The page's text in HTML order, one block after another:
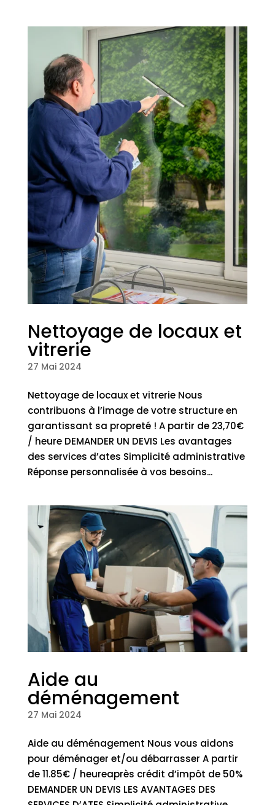
Nettoyage de locaux et
vitrerie
27 Mai 2024
Nettoyage de locaux et vitrerie Nous
contribuons à l’image de votre structure en
garantissant sa propreté ! A partir de 23,70€
/ heure DEMANDER UN DEVIS Les avantages
des services d’ates Simplicité administrative
Réponse personnalisée à vos besoins...
Aide au
déménagement
27 Mai 2024
Aide au déménagement Nous vous aidons
pour déménager et/ou débarrasser A partir
de 11.85€ / heureaprès crédit d’impôt de 50%
DEMANDER UN DEVIS LES AVANTAGES DES